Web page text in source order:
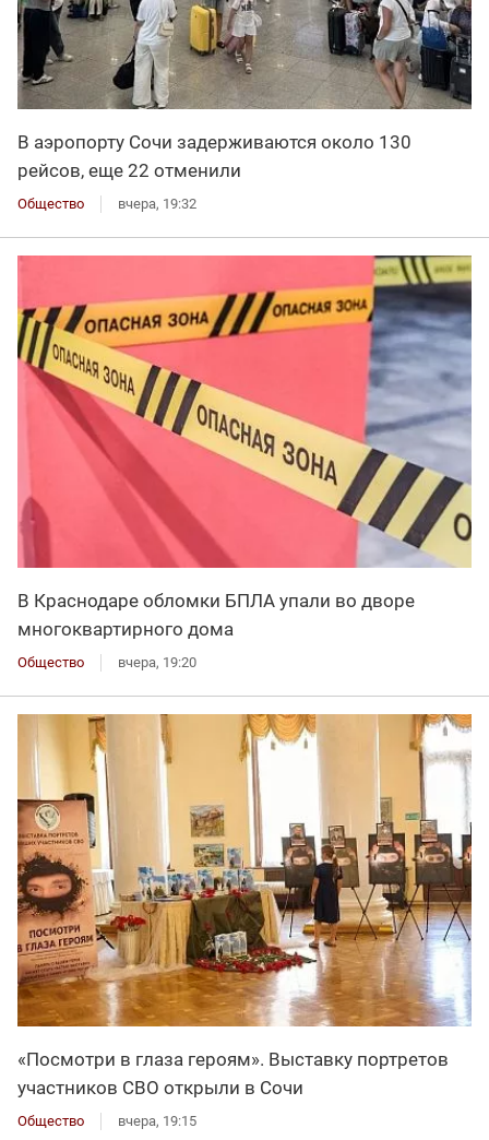
В аэропорту Сочи задерживаются около 130
рейсов, еще 22 отменили
Общество вчера, 19:32
В Краснодаре обломки БПЛА упали во дворе
многоквартирного дома
Общество вчера, 19:20
«Посмотри в глаза героям». Выставку портретов
участников СВО открыли в Сочи
Общество вчера, 19:15